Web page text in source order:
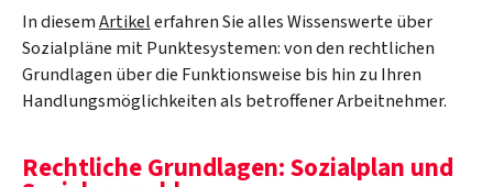
In diesemArtikelerfahren Sie alles Wissenswerte über
Sozialpläne mit Punktesystemen: von den rechtlichen
Grundlagen über die Funktionsweise bis hin zu Ihren
Handlungsmöglichkeiten als betroffener Arbeitnehmer.
Rechtliche Grundlagen: Sozialplan und